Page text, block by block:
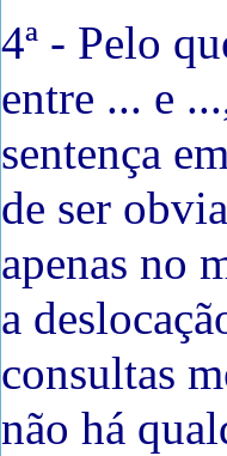
4ª - Pelo
entre ... e
sentença
de ser
apenas no
a
consultas
não há